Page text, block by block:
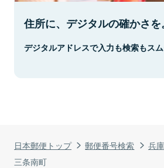
日本郵便トップ 郵便番号検索 兵
三条南町
住所に、デジタルの確かさを
デジタルアドレスで入力も検索もスム